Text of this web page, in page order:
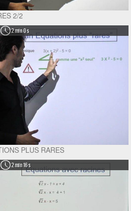
2/2
2 min 0 s
PLUS RARES
2 min 16 s